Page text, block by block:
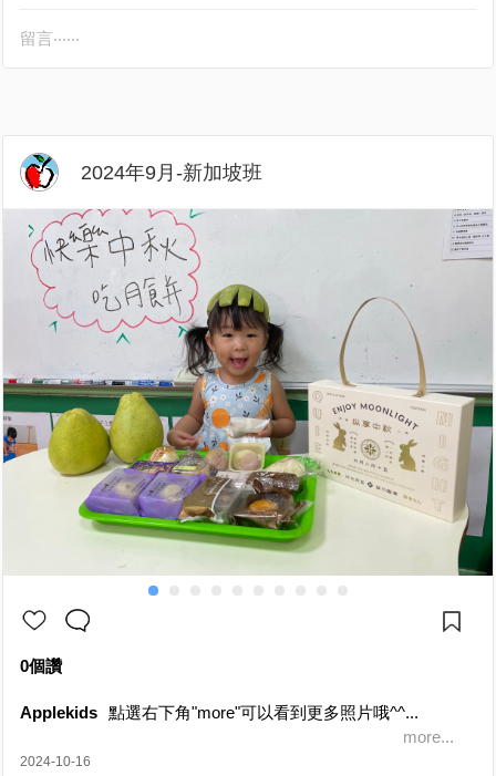
留言‧‧‧‧‧‧
2024年9月-新加坡班
0個讚
Applekids
點選右下角"more"可以看到更多照片哦^^...
more...
2024-10-16